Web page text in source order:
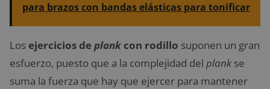
para brazos con bandas elásticas para tonificar
Los ejercicios deplank con rodillo suponen un gran
esfuerzo, puesto que a la complejidad del plankse
suma la fuerza que hay que ejercer para mantener